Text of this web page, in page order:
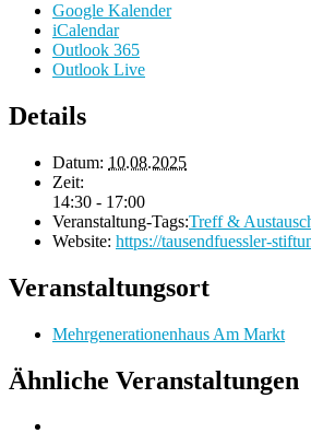
Google Kalender
iCalendar
Outlook 365
Outlook Live
Details
Datum: 10.08.2025
Zeit:
14:30 - 17:00
Veranstaltung-Tags:Treff &
Website: https://tausendfuessler-
Veranstaltungsort
Mehrgenerationenhaus Am Markt
Ähnliche Veranstaltungen